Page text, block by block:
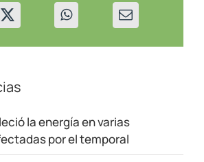
la energía en varias
por el temporal